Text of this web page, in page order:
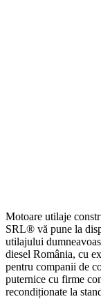
Motoare utilaje
SRL® vă pune la
utilajului
diesel România, cu
pentru companii de
puternice cu firme
recondiționate la